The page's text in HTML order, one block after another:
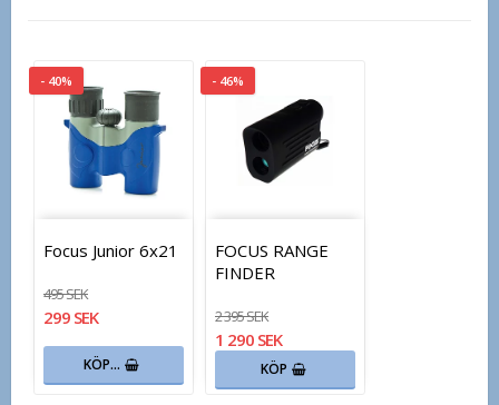
- 40%
Focus Junior 6x21
495 SEK
299 SEK
KÖP…
- 46%
FOCUS RANGE
FINDER
2 395 SEK
1 290 SEK
KÖP